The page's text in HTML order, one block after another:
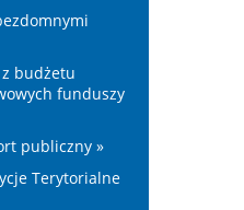
budżetu
funduszy
publiczny »
Terytorialne